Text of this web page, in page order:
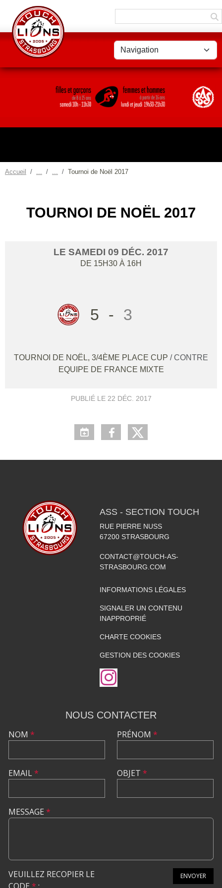
Accueil Tournoi de Noël 2017
TOURNOI DE NOËL 2017
LE SAMEDI 09 DÉC. 2017
DE 15H30 À 16H
5 - 3
TOURNOI DE NOËL, 3/4ÈME PLACE CUP / CONTRE
EQUIPE DE FRANCE MIXTE
PUBLIÉ LE 22 DÉC. 2017
ASS - SECTION TOUCH
RUE PIERRE NUSS
67200 STRASBOURG
CONTACT@TOUCH-AS-
STRASBOURG.COM
INFORMATIONS LÉGALES
SIGNALER UN CONTENU
INAPPROPRIÉ
CHARTE COOKIES
GESTION DES COOKIES
NOUS CONTACTER
NOM *
EMAIL*
PRÉNOM *
OBJET *
MESSAGE *
VEUILLEZ RECOPIER LE
CODE * :
ENVOYER
Panneau de gestion des cookies